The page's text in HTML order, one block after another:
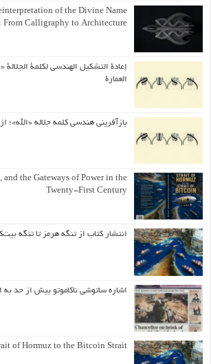
of the Divine Name
From Calligraphy to Architecture
إعادة التشكيل الهندسي لكلمة الجلالة
العمارة
بازآفرینی هندسی کلمه جلاله «الله»؛
and the Gateways of Power in the
Twenty-First Century
انتشار کتاب از تنگه هرمز تا تنگه
اشاره ساتوشی ناکاموتو بیش از حد
of Hormuz to the Bitcoin Strait